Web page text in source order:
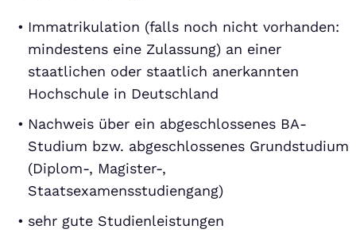
Immatrikulation (falls noch nicht vorhanden:
mindestens eine Zulassung) an einer
staatlichen oder staatlich anerkannten
Hochschule in Deutschland
Nachweis über ein abgeschlossenes BA-
Studium bzw. abgeschlossenes Grundstudium
(Diplom-, Magister-,
Staatsexamensstudiengang)
sehr gute Studienleistungen